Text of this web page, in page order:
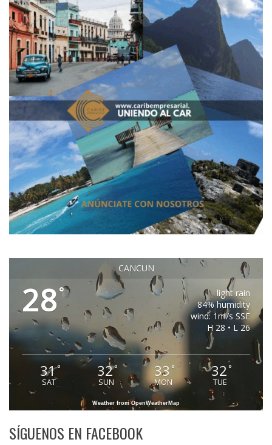
CANCUN
28°
light rain
84% humidity
wind: 1m/s SSE
H 28 • L 26
31°
SAT
32°
SUN
33 °
MON
32°
TUE
Weather from OpenWeatherMap
SÍGUENOS EN FACEBOOK